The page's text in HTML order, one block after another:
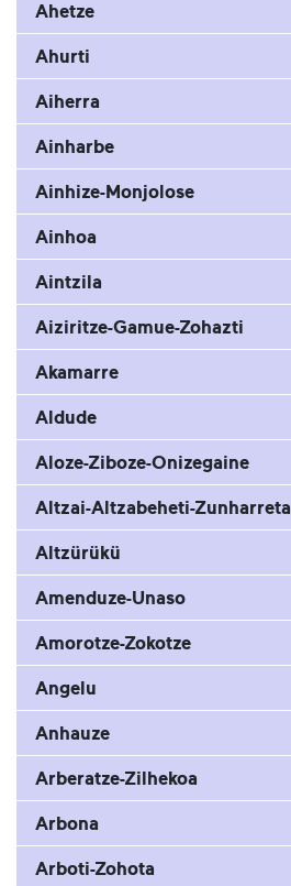
Ahetze
Ahurti
Aiherra
Ainharbe
Ainhize-Monjolose
Ainhoa
Aintzila
Aiziritze-Gamue-Zohazti
Akamarre
Aldude
Aloze-Ziboze-Onizegaine
Altzai-Altzabeheti-Zunharreta
Altzürükü
Amenduze-Unaso
Amorotze-Zokotze
Angelu
Anhauze
Arberatze-Zilhekoa
Arbona
Arboti-Zohota